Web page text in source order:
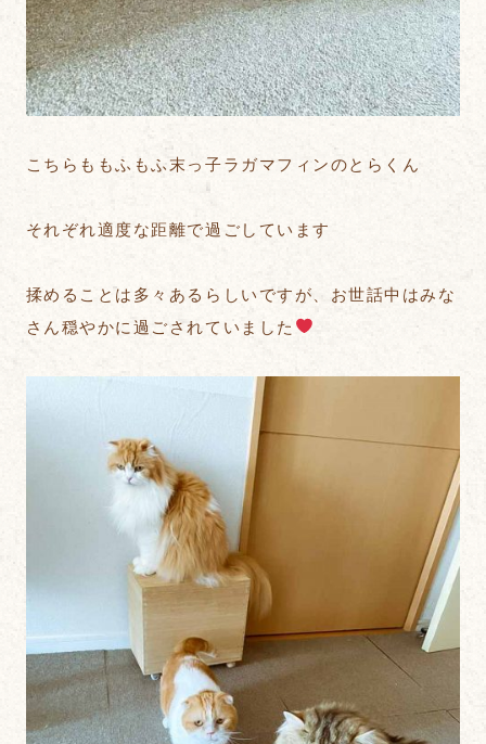
こちらももふもふ末っ子ラガマフィンのとらくん
それぞれ適度な距離で過ごしています
揉めることは多々あるらしいですが、お世話中はみな
さん穏やかに過ごされていました